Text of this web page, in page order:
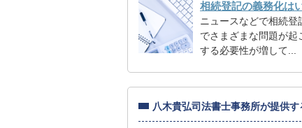
相続登記の義務化は
ニュースなどで相続
でさまざまな問題が起
する必要性が増して...
八木貴弘司法書士事務所が提供